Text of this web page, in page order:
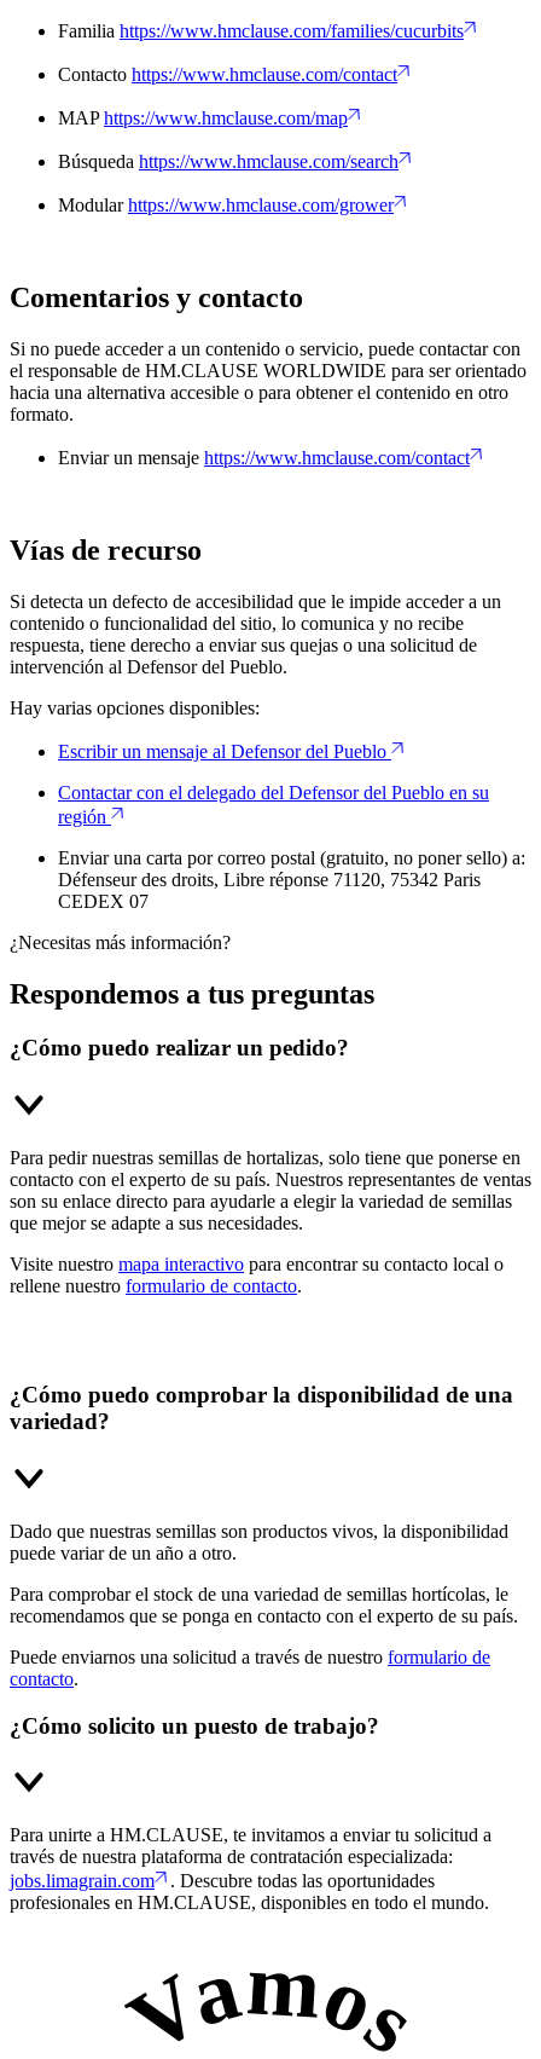
Familia https://www.hmclause.com/families/cucurbits
Contacto https://www.hmclause.com/contact
MAPhttps://www.hmclause.com/map
Búsqueda https://www.hmclause.com/search
Modularhttps://www.hmclause.com/grower
Comentarios y contacto
Si no puede acceder a un contenido o servicio, puede contactar con
el responsable de HM.CLAUSE WORLDWIDE para ser orientado
hacia una alternativa accesible o para obtener el contenido en otro
formato.
Enviar un mensaje https://www.hmclause.com/contact
Vías de recurso
Si detecta un defecto de accesibilidad que le impide acceder a un
contenido o funcionalidad del sitio, lo comunica y no recibe
respuesta, tiene derecho a enviar sus quejas o una solicitud de
intervención al Defensor del Pueblo.
Hay varias opciones disponibles:
Escribir un mensaje al Defensor del Pueblo
Contactar con el delegado del Defensor del Pueblo en su
región
Enviar una carta por correo postal (gratuito, no poner sello) a:
Défenseur des droits, Libre réponse 71120, 75342 Paris
CEDEX 07
¿Necesitas más información?
Respondemos a tus preguntas
¿Cómo puedo realizar un pedido?
Para pedir nuestras semillas de hortalizas, solo tiene que ponerse en
contacto con el experto de su país. Nuestros representantes de ventas
son su enlace directo para ayudarle a elegir la variedad de semillas
que mejor se adapte a sus necesidades.
Visite nuestro mapa interactivo para encontrar su contacto local o
rellene nuestro formulario de contacto.
¿Cómo puedo comprobar la disponibilidad de una
variedad?
Dado que nuestras semillas son productos vivos, la disponibilidad
puede variar de un año a otro.
Para comprobar el stock de una variedad de semillas hortícolas, le
recomendamos que se ponga en contacto con el experto de su país.
Puede enviarnos una solicitud a través de nuestro formulario de
contacto.
¿Cómo solicito un puesto de trabajo?
Para unirte a HM.CLAUSE, te invitamos a enviar tu solicitud a
través de nuestra plataforma de contratación especializada:
jobs.limagrain.com
. Descubre todas las oportunidades
profesionales en HM.CLAUSE, disponibles en todo el mundo.
Vamos